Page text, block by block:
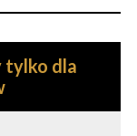
tylko dla